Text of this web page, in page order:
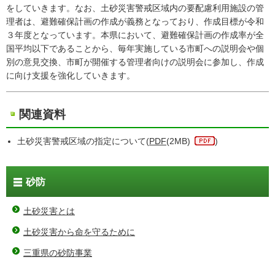
をしていきます。なお、土砂災害警戒区域内の要配慮利用施設の管
理者は、避難確保計画の作成が義務となっており、作成目標が令和
３年度となっています。本県において、避難確保計画の作成率が全
国平均以下であることから、毎年実施している市町への説明会や個
別の意見交換、市町が開催する管理者向けの説明会に参加し、作成
に向け支援を強化していきます。
関連資料
土砂災害警戒区域の指定について(PDF(2MB) )
砂防
土砂災害とは
土砂災害から命を守るために
三重県の砂防事業